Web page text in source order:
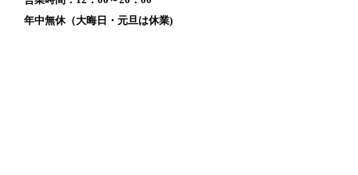
年中無休（大晦日・元旦は休業)